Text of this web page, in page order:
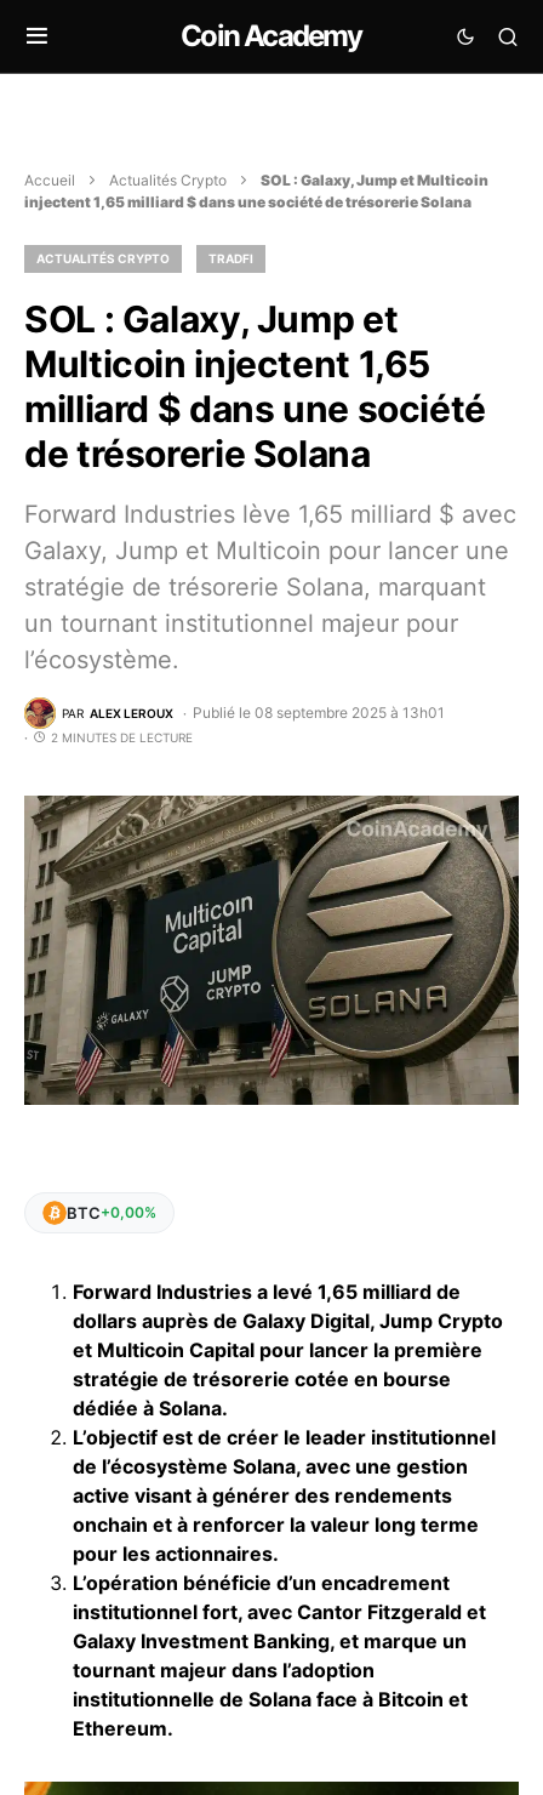
Coin Academy
Accueil Actualités Crypto
SOL : Galaxy, Jump et Multicoin
injectent 1,65 milliard $ dans une société de trésorerie Solana
ACTUALITÉS CRYPTO TRADFI
SOL : Galaxy, Jump et
Multicoin injectent 1,65
milliard $ dans une société
de trésorerie Solana
Forward Industries lève 1,65 milliard $ avec
Galaxy, Jump et Multicoin pour lancer une
stratégie de trésorerie Solana, marquant
un tournant institutionnel majeur pour
l’écosystème.
PAR ALEX LEROUX Publié le 08 septembre 2025 à 13h01
2 MINUTES DE LECTURE
BTC+0,00%
Forward Industries a levé 1,65 milliard de
dollars auprès de Galaxy Digital, Jump Crypto
et Multicoin Capital pour lancer la première
stratégie de trésorerie cotée en bourse
dédiée à Solana.
L’objectif est de créer le leader institutionnel
de l’écosystème Solana, avec une gestion
active visant à générer des rendements
onchain et à renforcer la valeur long terme
pour les actionnaires.
L’opération bénéficie d’un encadrement
institutionnel fort, avec Cantor Fitzgerald et
Galaxy Investment Banking, et marque un
tournant majeur dans l’adoption
institutionnelle de Solana face à Bitcoin et
Ethereum.